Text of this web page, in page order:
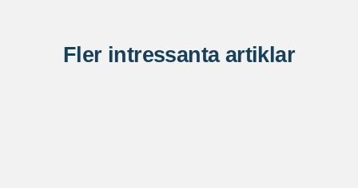
Fler intressanta artiklar